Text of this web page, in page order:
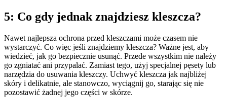
5: Co gdy jednak znajdziesz kleszcza?
Nawet najlepsza ochrona przed kleszczami może czasem nie
wystarczyć. Co więc jeśli znajdziemy kleszcza? Ważne jest, aby
wiedzieć, jak go bezpiecznie usunąć. Przede wszystkim nie należy
go zgniatać ani przypalać. Zamiast tego, użyj specjalnej pęsety lub
narzędzia do usuwania kleszczy. Uchwyć kleszcza jak najbliżej
skóry i delikatnie, ale stanowczo, wyciągnij go, starając się nie
pozostawić żadnej jego części w skórze.